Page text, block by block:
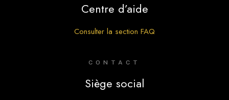
Centre d’aide
Consulter la section FAQ
CONTACT
Siège social